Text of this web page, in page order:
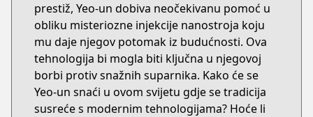
prestiž, Yeo-un dobiva neočekivanu pomoć u
obliku misteriozne injekcije nanostroja koju
mu daje njegov potomak iz budućnosti. Ova
tehnologija bi mogla biti ključna u njegovoj
borbi protiv snažnih suparnika. Kako će se
Yeo-un snaći u ovom svijetu gdje se tradicija
susreće s modernim tehnologijama? Hoće li